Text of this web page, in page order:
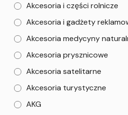
Akcesoria i części rolnicze
Akcesoria i gadżety
Akcesoria medycyny
Akcesoria prysznicowe
Akcesoria satelitarne
Akcesoria turystyczne
AKG